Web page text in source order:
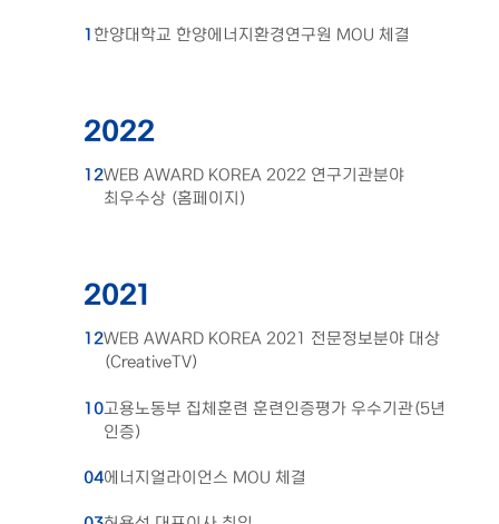
1 한양대학교 한양에너지환경연구원 MOU 체결
2022
12WEB AWARD KOREA 2022 연구기관분야
최우수상 (홈페이지)
2021
12WEB AWARD KOREA 2021 전문정보분야 대상
(CreativeTV)
10고용노동부 집체훈련 훈련인증평가 우수기관(5년
인증)
04에너지얼라이언스 MOU 체결